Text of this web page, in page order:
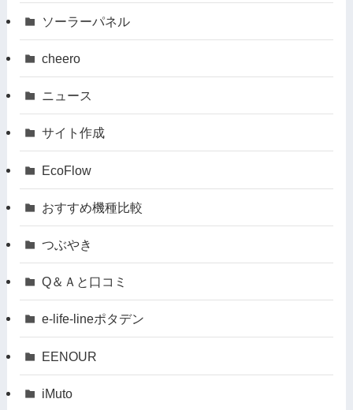
ソーラーパネル
cheero
ニュース
サイト作成
EcoFlow
おすすめ機種比較
つぶやき
Q＆Ａと口コミ
e-life-lineポタデン
EENOUR
iMuto